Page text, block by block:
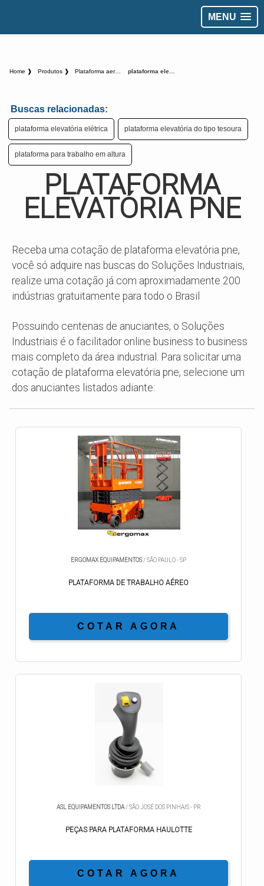
MENU
Home ❱ Produtos ❱ Plataforma aerea - Categoria ❱
Buscas relacionadas:
plataforma elevatória elétrica plataforma elevatória do tipo tesoura
plataforma para trabalho em altura
PLATAFORMA
ELEVATÓRIA PNE
Receba uma cotação de plataforma elevatória pne,
você só adquire nas buscas do Soluções Industriais,
realize uma cotação já com aproximadamente 200
indústrias gratuitamente para todo o Brasil
Possuindo centenas de anuciantes, o Soluções
Industriais é o facilitador online business to business
mais completo da área industrial. Para solicitar uma
cotação de plataforma elevatória pne, selecione um
dos anuciantes listados adiante:
ERGOMAX EQUIPAMENTOS / SÃO PAULO - SP
PLATAFORMA DE TRABALHO AÉREO
COTAR AGORA
ASL EQUIPAMENTOS LTDA/ SÃO JOSÉ DOS PINHAIS - PR
PEÇAS PARA PLATAFORMA HAULOTTE
COTAR AGORA